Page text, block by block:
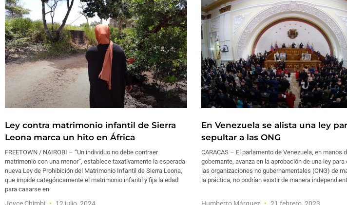
Ley contra matrimonio infantil de Sierra
Leona marca un hito en África
FREETOWN / NAIROBI – “Un individuo no debe contraer
matrimonio con una menor”, establece taxativamente la esperada
nueva Ley de Prohibición del Matrimonio Infantil de Sierra Leona,
que impide categóricamente el matrimonio infantil y fija la edad
para casarse en
Joyce Chimbi 12 julio, 2024
En Venezuela se alista una ley
sepultar a las ONG
CARACAS – El parlamento de Venezuela, en manos
gobernante, avanza en la aprobación de una ley para
las organizaciones no gubernamentales (ONG) de
la práctica, no podrían existir de manera
Humberto Márquez 21 febrero, 2023